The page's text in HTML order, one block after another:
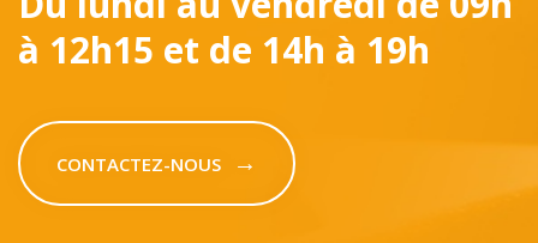
à 12h15 et de 14h à 19h
CONTACTEZ-NOUS